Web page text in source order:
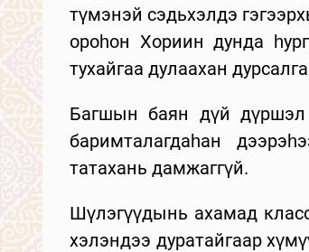
түмэнэй сэдьхэлдэ
ороһон Хориин дунда
тухайгаа дулаахан
Багшын баян дүй дүршэл
баримталагдаһан
татахань дамжаггүй.
Шүлэгүүдынь ахамад
хэлэндээ дуратайгаар